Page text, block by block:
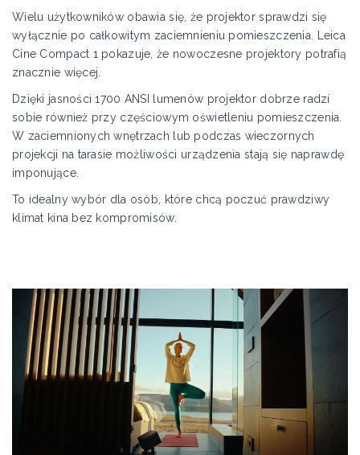
Wielu użytkowników obawia się, że projektor sprawdzi się
wyłącznie po całkowitym zaciemnieniu pomieszczenia. Leica
Cine Compact 1 pokazuje, że nowoczesne projektory potrafią
znacznie więcej.
Dzięki jasności 1700 ANSI lumenów projektor dobrze radzi
sobie również przy częściowym oświetleniu pomieszczenia.
W zaciemnionych wnętrzach lub podczas wieczornych
projekcji na tarasie możliwości urządzenia stają się naprawdę
imponujące.
To idealny wybór dla osób, które chcą poczuć prawdziwy
klimat kina bez kompromisów.